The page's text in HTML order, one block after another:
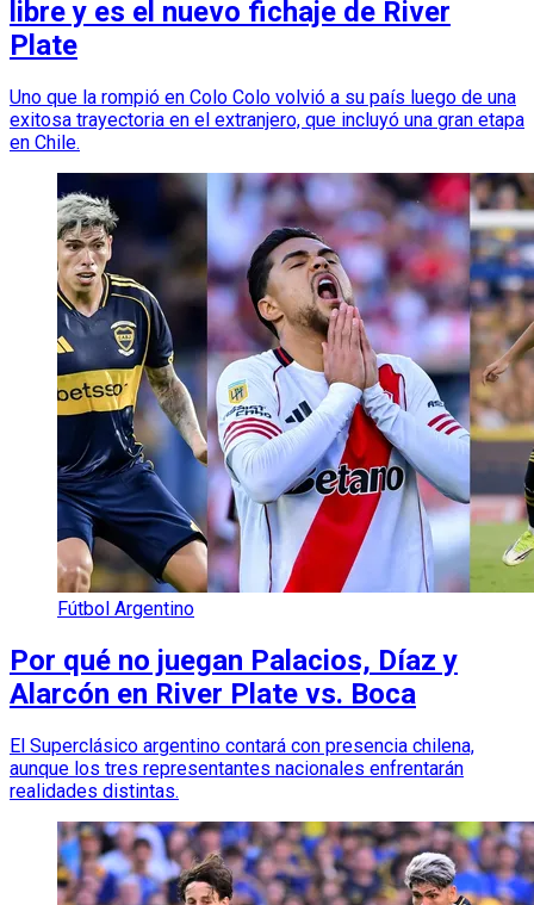
libre y es el nuevo fichaje de River
Plate
Uno que la rompió en Colo Colo volvió a su país luego de una
exitosa trayectoria en el extranjero, que incluyó una gran etapa
en Chile.
Fútbol Argentino
Por qué no juegan Palacios, Díaz y
Alarcón en River Plate vs. Boca
El Superclásico argentino contará con presencia chilena,
aunque los tres representantes nacionales enfrentarán
realidades distintas.